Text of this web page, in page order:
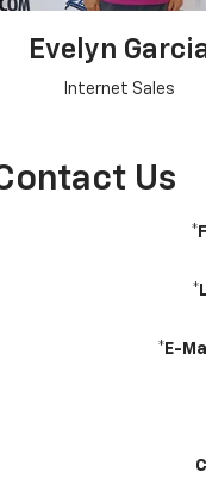
Evelyn
Internet Sales
Us
*E-